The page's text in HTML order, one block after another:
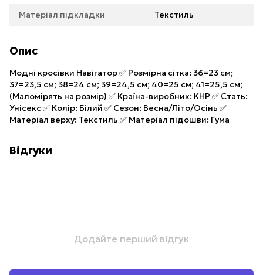
Матеріал підкладки Текстиль
Опис
Модні кросівки Навігатор ✅ Розмірна сітка: 36=23 см;
37=23,5 см; 38=24 см; 39=24,5 см; 40=25 см; 41=25,5 см;
(Маломірять на розмір) ✅ Країна-виробник: КНР ✅ Стать:
Унісекс ✅ Колір: Білий ✅ Сезон: Весна/Літо/Осінь ✅
Матеріал верху: Текстиль ✅ Матеріал підошви: Гума
Відгуки
Додайте перший відгук